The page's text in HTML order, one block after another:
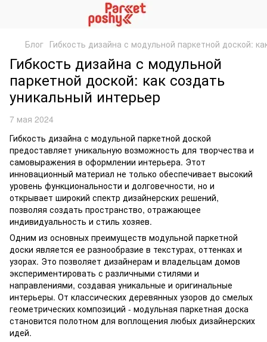
Блог Гибкость дизайна с модульной паркетной доской:
Гибкость дизайна с модульной
паркетной доской: как создать
уникальный интерьер
7 мая 2024
Гибкость дизайна с модульной паркетной доской
предоставляет уникальную возможность для творчества и
самовыражения в оформлении интерьера. Этот
инновационный материал не только обеспечивает высокий
уровень функциональности и долговечности, но и
открывает широкий спектр дизайнерских решений,
позволяя создать пространство, отражающее
индивидуальность и стиль хозяев.
Одним из основных преимуществ модульной паркетной
доски является ее разнообразие в текстурах, оттенках и
узорах. Это позволяет дизайнерам и владельцам домов
экспериментировать с различными стилями и
направлениями, создавая уникальные и оригинальные
интерьеры. От классических деревянных узоров до смелых
геометрических композиций - модульная паркетная доска
становится полотном для воплощения любых дизайнерских
идей.